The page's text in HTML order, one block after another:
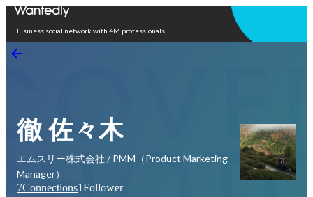
Business social network with 4M professionals
徹 佐々木
エムスリー株式会社 / PMM（Product Marketing
Manager）
7Connections1Follower